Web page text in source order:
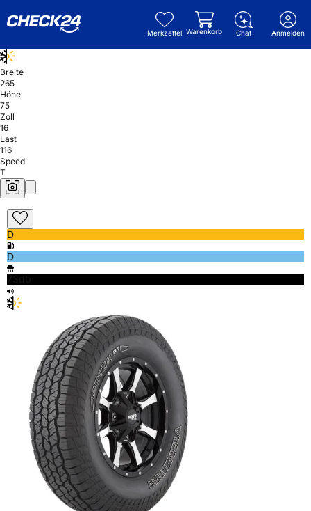
Merkzettel Warenkorb Chat Anmelden
Breite
265
Höhe
75
Zoll
16
Last
116
Speed
T
D
D
73db